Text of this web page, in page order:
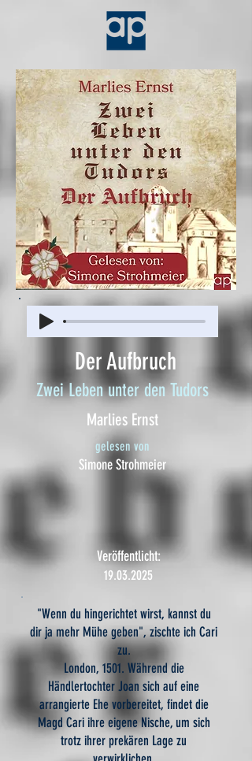
Der Aufbruch
Zwei Leben unter den Tudors
Marlies Ernst
gelesen von
Simone Strohmeier
Veröffentlicht:
19.03.2025
"Wenn du hingerichtet wirst, kannst du
dir ja mehr Mühe geben", zischte ich Cari
zu.
London, 1501. Während die
Händlertochter Joan sich auf eine
arrangierte Ehe vorbereitet, findet die
Magd Cari ihre eigene Nische, um sich
trotz ihrer prekären Lage zu